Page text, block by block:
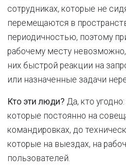
сотрудниках, которые не
перемещаются в
периодичностью, поэтому
рабочему месту
них быстрой реакции на
или назначенные задачи
Кто эти люди? Да, кто
которые постоянно на
командировках, до
которые на выездах, на
пользователей.